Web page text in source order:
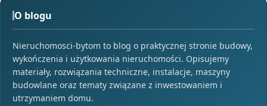
O blogu
Nieruchomosci-bytom to blog o praktycznej stronie budowy,
wykończenia i użytkowania nieruchomości. Opisujemy
materiały, rozwiązania techniczne, instalacje, maszyny
budowlane oraz tematy związane z inwestowaniem i
utrzymaniem domu.